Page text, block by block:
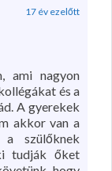
17 év ezelőtt
ami nagyon
és a
A gyerekek
akkor van a
szülőknek
tudják őket